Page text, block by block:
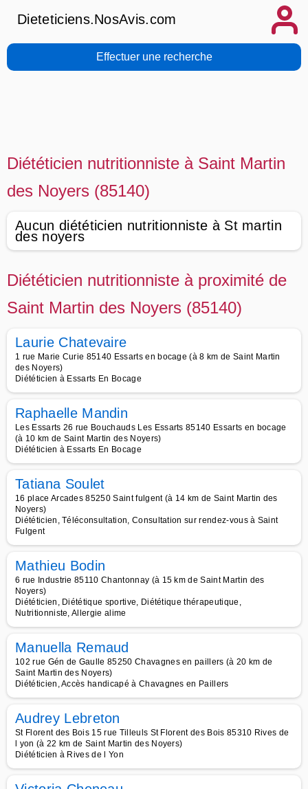
Dieteticiens.NosAvis.com
Effectuer une recherche
Diététicien nutritionniste à Saint Martin
des Noyers (85140)
Aucun diététicien nutritionniste à St martin
des noyers
Diététicien nutritionniste à proximité de
Saint Martin des Noyers (85140)
Laurie Chatevaire
1 rue Marie Curie 85140 Essarts en bocage (à 8 km de Saint Martin
des Noyers)
Diététicien à Essarts En Bocage
Raphaelle Mandin
Les Essarts 26 rue Bouchauds Les Essarts 85140 Essarts en bocage
(à 10 km de Saint Martin des Noyers)
Diététicien à Essarts En Bocage
Tatiana Soulet
16 place Arcades 85250 Saint fulgent (à 14 km de Saint Martin des
Noyers)
Diététicien, Téléconsultation, Consultation sur rendez-vous à Saint
Fulgent
Mathieu Bodin
6 rue Industrie 85110 Chantonnay (à 15 km de Saint Martin des
Noyers)
Diététicien, Diététique sportive, Diététique thérapeutique,
Nutritionniste, Allergie alime
Manuella Remaud
102 rue Gén de Gaulle 85250 Chavagnes en paillers (à 20 km de
Saint Martin des Noyers)
Diététicien, Accès handicapé à Chavagnes en Paillers
Audrey Lebreton
St Florent des Bois 15 rue Tilleuls St Florent des Bois 85310 Rives de
l yon (à 22 km de Saint Martin des Noyers)
Diététicien à Rives de l Yon